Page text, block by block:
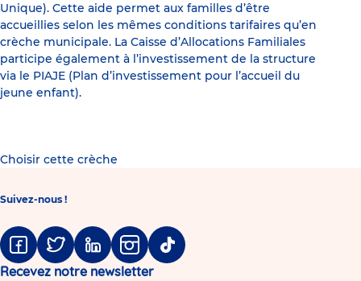
Unique). Cette aide permet aux familles d’être
accueillies selon les mêmes conditions tarifaires qu’en
crèche municipale. La Caisse d’Allocations Familiales
participe également à l’investissement de la structure
via le PIAJE (Plan d’investissement pour l’accueil du
jeune enfant).
Choisir cette crèche
Suivez-nous !
FacebookTwitter LinkedinInstagramTiktok
Recevez notre newsletter